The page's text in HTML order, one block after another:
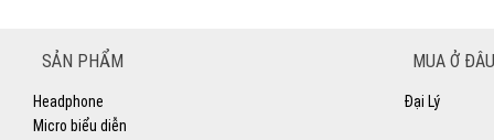
SẢN PHẨM
Headphone
Micro biểu diễn
MUA Ở
Đại Lý